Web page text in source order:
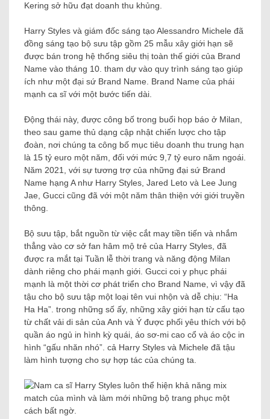
Kering sở hữu đạt doanh thu khủng.
Harry Styles và giám đốc sáng tạo Alessandro Michele đã
đồng sáng tạo bộ sưu tập gồm 25 mẫu xây giới hạn sẽ
được bán trong hệ thống siêu thị toàn thế giới của Brand
Name vào tháng 10. tham dự vào quy trình sáng tạo giúp
ích như một đại sứ Brand Name. Brand Name của phái
mạnh ca sĩ với một bước tiến dài.
Động thái này, được công bố trong buổi họp báo ở Milan,
theo sau game thủ dạng cập nhật chiến lược cho tập
đoàn, nơi chúng ta công bố mục tiêu doanh thu trung hạn
là 15 tỷ euro một năm, đối với mức 9,7 tỷ euro năm ngoái.
Năm 2021, với sự tương trợ của những đại sứ Brand
Name hạng A như Harry Styles, Jared Leto và Lee Jung
Jae, Gucci cũng đã với một năm thân thiện với giới truyền
thông.
Bộ sưu tập, bắt nguồn từ việc cắt may tiền tiến và nhắm
thẳng vào cơ sở fan hâm mộ trẻ của Harry Styles, đã
được ra mắt tại Tuần lễ thời trang và năng động Milan
dành riêng cho phái mạnh giới. Gucci coi y phục phái
mạnh là một thời cơ phát triển cho Brand Name, vì vậy đã
tậu cho bộ sưu tập một loại tên vui nhộn và dễ chịu: “Ha
Ha Ha”. trong những số ấy, những xây giới hạn từ cấu tạo
từ chất vải di sản của Anh và Ý được phối yêu thích với bộ
quần áo ngủ in hình kỳ quái, áo sơ-mi cao cổ và áo cộc in
hình “gấu nhăn nhó”. cả Harry Styles và Michele đã tậu
làm hình tượng cho sự hợp tác của chúng ta.